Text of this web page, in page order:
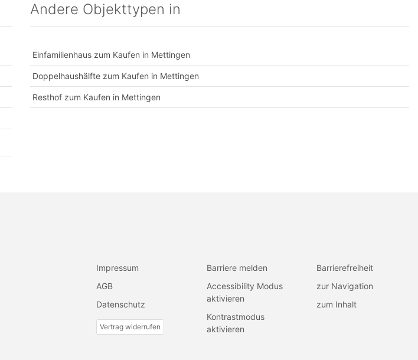
Andere Objekttypen in
Einfamilienhaus zum Kaufen in Mettingen
Doppelhaushälfte zum Kaufen in Mettingen
Resthof zum Kaufen in Mettingen
Impressum
AGB
Datenschutz
Vertrag widerrufen
Barriere melden
Accessibility Modus
aktivieren
Kontrastmodus
aktivieren
Barrierefreiheit
zur Navigation
zum Inhalt